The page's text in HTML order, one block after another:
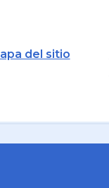
del sitio